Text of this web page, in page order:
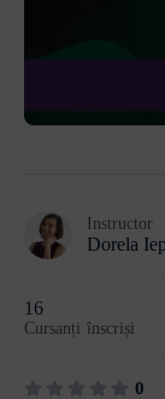
Instructor
Dorela
16
Cursanți înscriși
0